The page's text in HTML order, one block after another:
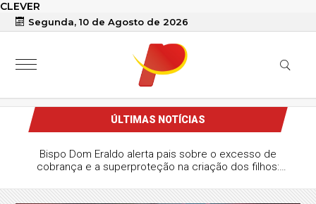
CLEVER
Segunda, 10 de Agosto de 2026
ÚLTIMAS NOTÍCIAS
Bispo Dom Eraldo alerta pais sobre o excesso de
cobrança e a superproteção na criação dos filhos: